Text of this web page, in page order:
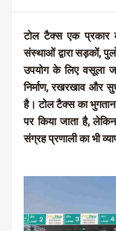
टोल टैक्स एक प्रकार
संस्थाओं द्वारा सड़कों,
उपयोग के लिए वसूला
निर्माण, रखरखाव और
है। टोल टैक्स का भुगतान
पर किया जाता है,
संग्रह प्रणाली का भी